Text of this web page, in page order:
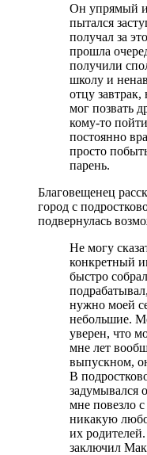
Он упрямый и
пытался
получал за
прошла
получили
школу и
отцу
мог позвать
кому-то
постоянно
просто
парень.
Благовещенец
город с
подвернулась
Не могу
конкретный
быстро
нужно моей
небольшие.
уверен, что
мне лет
выпускном,
В
задумывался
мне повезло
никакую
их
заключил